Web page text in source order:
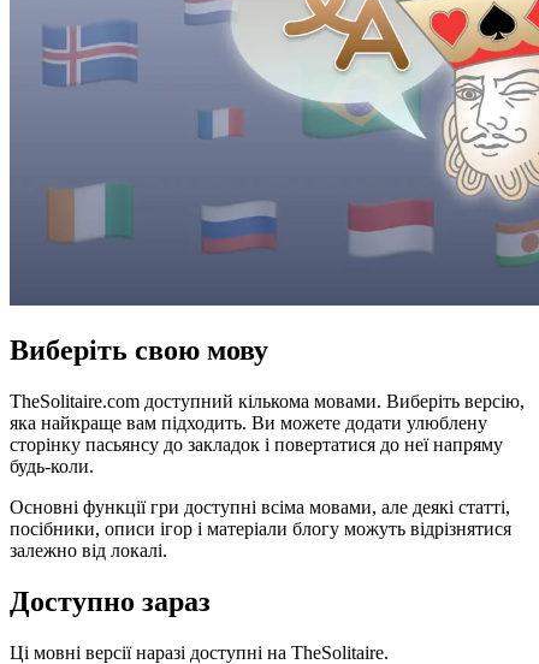
Виберіть свою мову
TheSolitaire.com доступний кількома мовами. Виберіть версію,
яка найкраще вам підходить. Ви можете додати улюблену
сторінку пасьянсу до закладок і повертатися до неї напряму
будь-коли.
Основні функції гри доступні всіма мовами, але деякі статті,
посібники, описи ігор і матеріали блогу можуть відрізнятися
залежно від локалі.
Доступно зараз
Ці мовні версії наразі доступні на TheSolitaire.